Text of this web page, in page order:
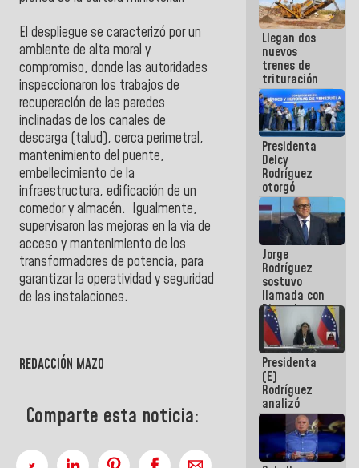
El despliegue se caracterizó por un
ambiente de alta moral y
compromiso, donde las autoridades
inspeccionaron los trabajos de
recuperación de las paredes
inclinadas de los canales de
descarga (talud), cerca perimetral,
mantenimiento del puente,
embellecimiento de la
infraestructura, edificación de un
comedor y almacén. Igualmente,
supervisaron las mejoras en la vía de
acceso y mantenimiento de los
transformadores de potencia, para
garantizar la operatividad y seguridad
de las instalaciones.
REDACCIÓN MAZO
Comparte esta noticia:
porque lo
que haces
es
embarrarla
Llegan dos
nuevos
trenes de
trituración
para
optimizar
manejo de
escombros
en La Guaira
Presidenta
Delcy
Rodríguez
otorgó
medalla
"Héroe de
Venezuela"
a servidores
públicos
Jorge
Rodríguez
sostuvo
llamada con
Dinorah
Figuera y
acuerdan
primer
encuentro
presencial
para el
diálogo
Presidenta
(E)
Rodríguez
analizó
junto a
gobernadores
planes de
recuperación